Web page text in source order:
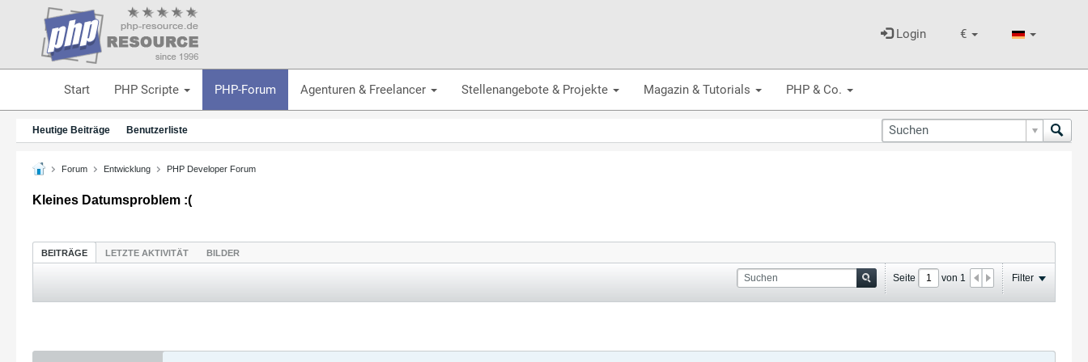
€
Login
Start PHP Scripte PHP-Forum Agenturen & Freelancer Stellenangebote & Projekte Magazin & Tutorials PHP & Co.
Heutige Beiträge Benutzerliste
Forum Entwicklung PHP Developer Forum
Kleines Datumsproblem :(
BEITRÄGE LETZTE AKTIVITÄT BILDER
Seite von 1 Filter